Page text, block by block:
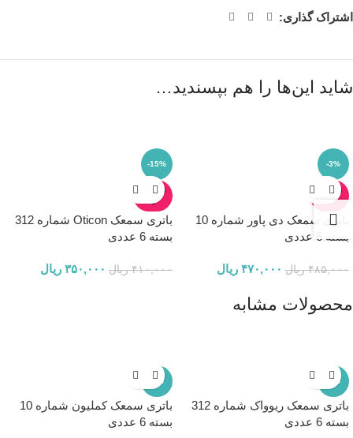
اشتراک گذاری:
شاید این‌ها را هم بپسندید…
-3%
ناموجو
باتری سمعک دی پاور شماره 10
بسته 6 عددی
۴۸۵,۰۰۰ ریال ۴۷۰,۰۰۰ ریال
-15%
ناموجو
د
باتری سمعک Oticon شماره 312
بسته 6 عددی
۴۱۰,۰۰۰ ریال ۳۵۰,۰۰۰ ریال
محصولات مشابه
-2%
باتری سمعک ریوواک شماره 312
بسته 6 عددی
-6%
باتری سمعک کملیون شماره 10
بسته 6 عددی